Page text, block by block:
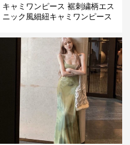
キャミワンピース 裾刺繍柄エス
ニック風細紐キャミワンピース